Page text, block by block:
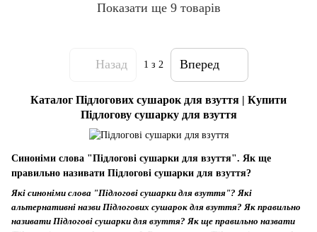
Показати ще 9 товарів
Назад 1 з 2 Вперед
Каталог Підлогових сушарок для взуття | Купити
Підлогову сушарку для взуття
Синоніми слова "Підлогові сушарки для взуття". Як ще
правильно називати Підлогові сушарки для взуття?
Які синоніми слова "Підлогові сушарки для взуття"? Які
альтернативні назви Підлогових сушарок для взуття? Як правильно
називати Підлогові сушарки для взуття? Як ще правильно назвати